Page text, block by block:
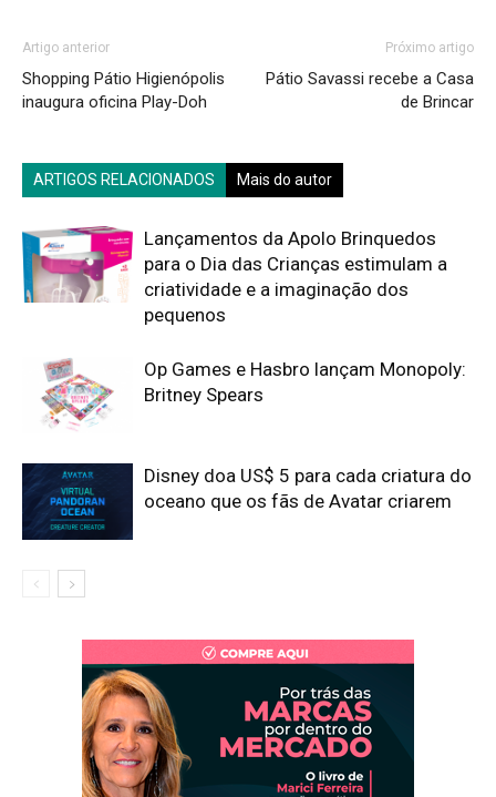
Artigo anterior
Shopping Pátio Higienópolis
inaugura oficina Play-Doh
Próximo artigo
Pátio Savassi recebe a Casa
de Brincar
ARTIGOS RELACIONADOS Mais do autor
Lançamentos da Apolo Brinquedos
para o Dia das Crianças estimulam a
criatividade e a imaginação dos
pequenos
Op Games e Hasbro lançam Monopoly:
Britney Spears
Disney doa US$ 5 para cada criatura do
oceano que os fãs de Avatar criarem